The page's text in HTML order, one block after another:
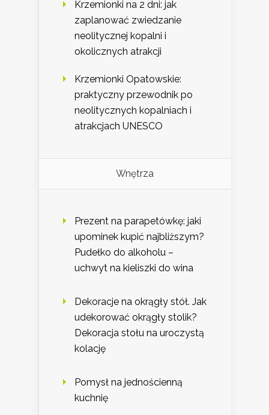
Krzemionki na 2 dni: jak
zaplanować zwiedzanie
neolitycznej kopalni i
okolicznych atrakcji
Krzemionki Opatowskie:
praktyczny przewodnik po
neolitycznych kopalniach i
atrakcjach UNESCO
Wnętrza
Prezent na parapetówkę: jaki
upominek kupić najbliższym?
Pudełko do alkoholu –
uchwyt na kieliszki do wina
Dekoracje na okrągły stół. Jak
udekorować okrągły stolik?
Dekoracja stołu na uroczystą
kolację
Pomysł na jednościenną
kuchnię